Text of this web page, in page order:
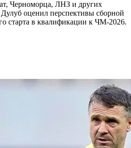
Черноморца, ЛНЗ и других
оценил перспективы сборной
старта в квалификации к ЧМ-2026.